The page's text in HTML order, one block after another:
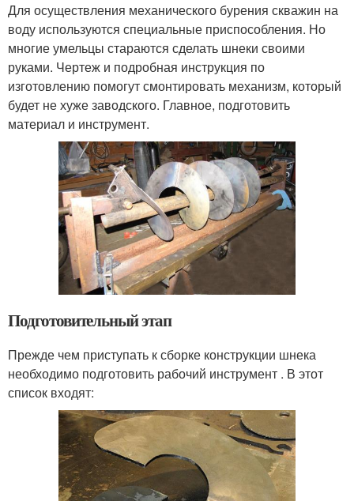
Для осуществления механического бурения скважин на
воду используются специальные приспособления. Но
многие умельцы стараются сделать шнеки своими
руками. Чертеж и подробная инструкция по
изготовлению помогут смонтировать механизм, который
будет не хуже заводского. Главное, подготовить
материал и инструмент.
Подготовительный этап
Прежде чем приступать к сборке конструкции шнека
необходимо подготовить рабочий инструмент . В этот
список входят: